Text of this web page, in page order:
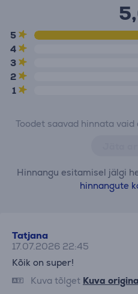
5
4
3
2
1
Toodet saavad hinnata
Hinnangu esitamisel jälgi
hinnangute
Tatjana
17.07.2026 22:45
Kõik on super!
Kuva tõlget Kuva